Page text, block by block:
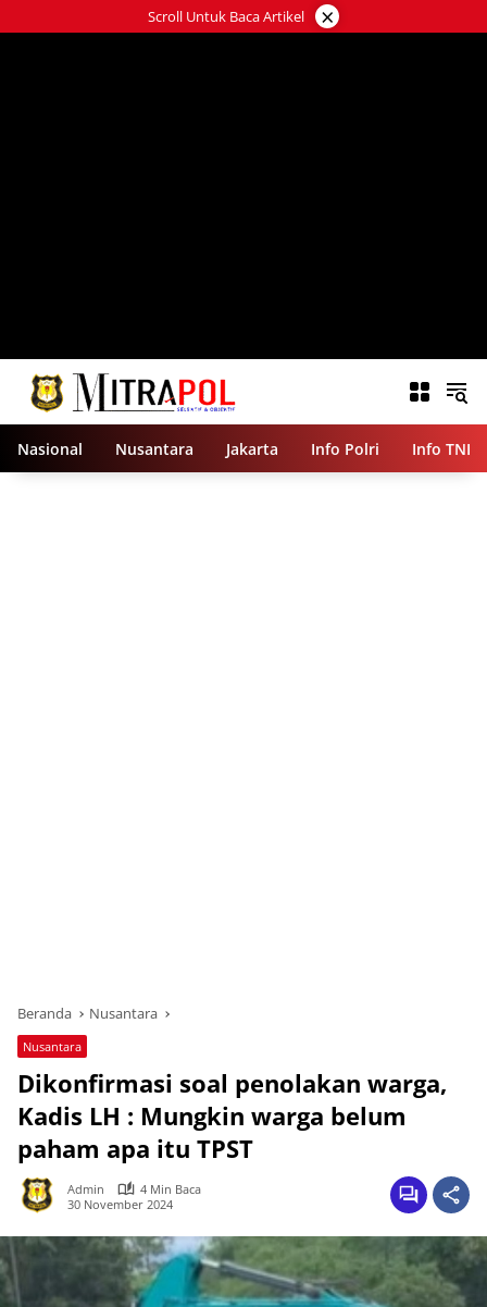
ke
Scroll Untuk Baca Artikel ×
Nasional Nusantara Jakarta Info Polri Info TNI
Beranda Nusantara
Nusantara
Dikonfirmasi soal penolakan warga,
Kadis LH : Mungkin warga belum
paham apa itu TPST
Admin
4 Min Baca
30 November 2024